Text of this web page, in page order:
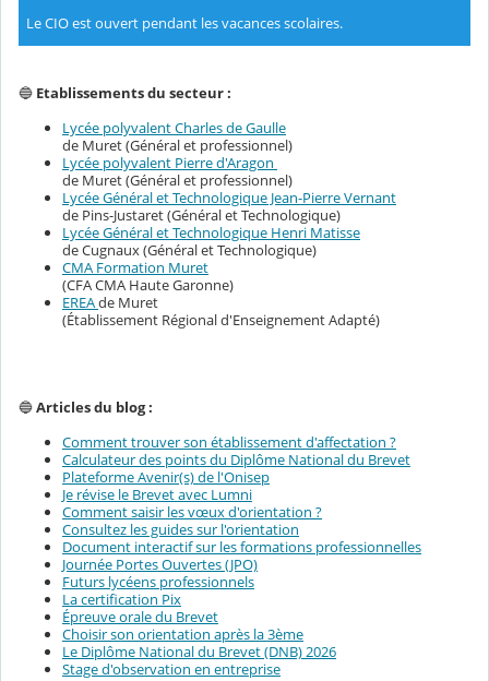
Le CIO est ouvert pendant les vacances scolaires.
🔵 Etablissements du secteur :
Lycée polyvalent Charles de Gaulle
de Muret (Général et professionnel)
Lycée polyvalent Pierre d'Aragon
de Muret (Général et professionnel)
Lycée Général et Technologique Jean-Pierre Vernant
de Pins-Justaret (Général et Technologique)
Lycée Général et Technologique Henri Matisse
de Cugnaux (Général et Technologique)
CMA Formation Muret
(CFA CMA Haute Garonne)
EREAde Muret
(Établissement Régional d'Enseignement Adapté)
🔵Articles du blog :
Comment trouver son établissement d'affectation ?
Calculateur des points du Diplôme National du Brevet
Plateforme Avenir(s) de l'Onisep
Je révise le Brevet avec Lumni
Comment saisir les vœux d'orientation ?
Consultez les guides sur l'orientation
Document interactif sur les formations professionnelles
Journée Portes Ouvertes (JPO)
Futurs lycéens professionnels
La certification Pix
Épreuve orale du Brevet
Choisir son orientation après la 3ème
Le Diplôme National du Brevet (DNB) 2026
Stage d'observation en entreprise